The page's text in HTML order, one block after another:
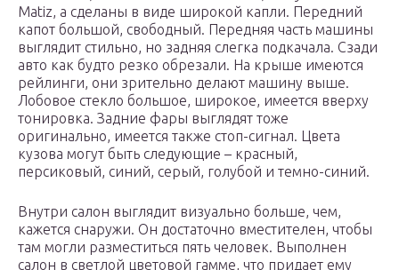
Matiz, а сделаны в виде широкой капли. Передний
капот большой, свободный. Передняя часть машины
выглядит стильно, но задняя слегка подкачала. Сзади
авто как будто резко обрезали. На крыше имеются
рейлинги, они зрительно делают машину выше.
Лобовое стекло большое, широкое, имеется вверху
тонировка. Задние фары выглядят тоже
оригинально, имеется также стоп-сигнал. Цвета
кузова могут быть следующие – красный,
персиковый, синий, серый, голубой и темно-синий.
Внутри салон выглядит визуально больше, чем,
кажется снаружи. Он достаточно вместителен, чтобы
там могли разместиться пять человек. Выполнен
салон в светлой цветовой гамме, что придает ему